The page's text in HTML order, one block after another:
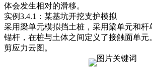
体会发生相对的滑移。
实例3.4.1：某基坑开挖支护模拟
采用梁单元模拟挡土桩，采用梁单元和杆
锚杆，在桩与土体之间定义了接触面单元
剪应力云图。